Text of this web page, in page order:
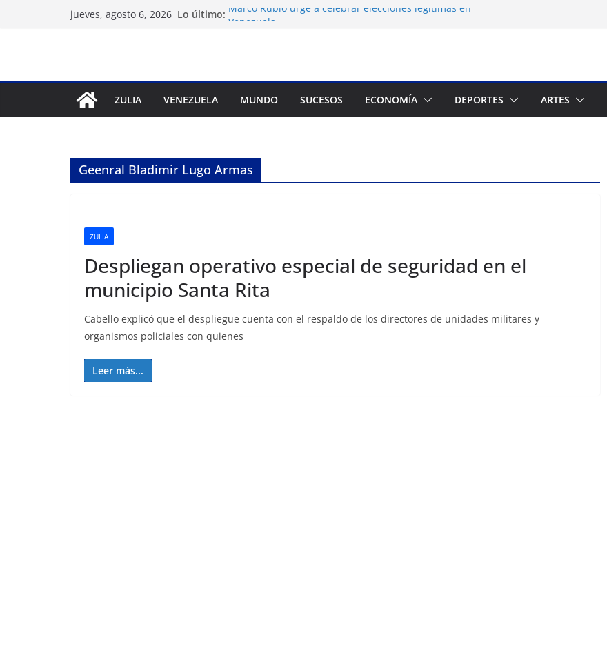
jueves, agosto 6, 2026 Lo último: Marco Rubio urge a celebrar elecciones legítimas en
Hallan el cuerpo del montañista Nirmal Purja tras
avalancha en Pakistán
ZULIA VENEZUELA MUNDO SUCESOS ECONOMÍA DEPORTES ARTES
Geenral Bladimir Lugo Armas
ZULIA
Despliegan operativo especial de seguridad en el
municipio Santa Rita
Cabello explicó que el despliegue cuenta con el respaldo de los directores de unidades militares y
organismos policiales con quienes
Leer más...